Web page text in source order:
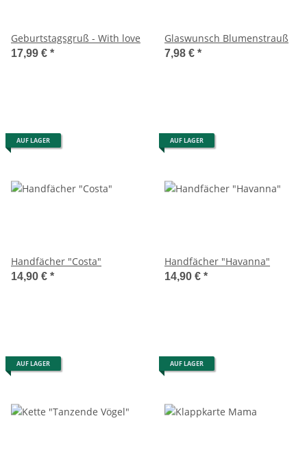
Geburtstagsgruß - With love
17,99 € *
Glaswunsch Blumenstrauß
7,98 € *
AUF LAGER
Handfächer "Costa"
14,90 € *
AUF LAGER
Handfächer "Havanna"
14,90 € *
AUF LAGER AUF LAGER